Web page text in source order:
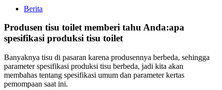
Berita
Produsen tisu toilet memberi tahu Anda:apa
spesifikasi produksi tisu toilet
Banyaknya tisu di pasaran karena produsennya berbeda, sehingga
parameter spesifikasi produksi tisu berbeda, jadi kita akan
membahas tentang spesifikasi umum dan parameter kertas
pemompaan saat ini.